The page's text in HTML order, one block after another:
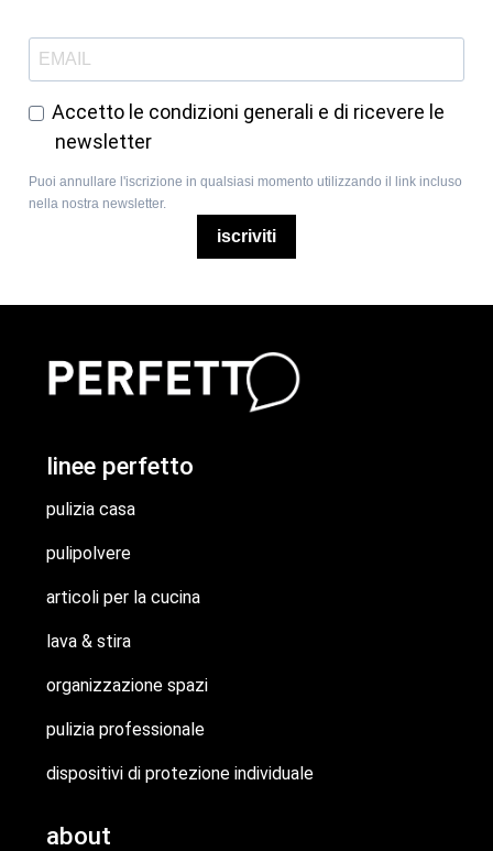
Accetto le condizioni generali e di ricevere le
newsletter
Puoi annullare l'iscrizione in qualsiasi momento utilizzando il link incluso
nella nostra newsletter.
iscriviti
linee perfetto
pulizia casa
pulipolvere
articoli per la cucina
lava & stira
organizzazione spazi
pulizia professionale
dispositivi di protezione individuale
about